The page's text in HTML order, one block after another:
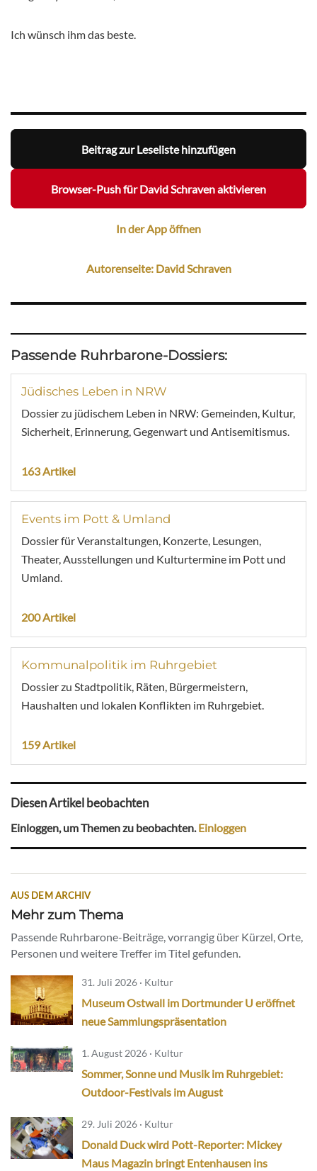
Ich wünsch ihm das beste.
Beitrag zur Leseliste hinzufügen
Browser-Push für David Schraven aktivieren
In der App öffnen
Autorenseite: David Schraven
Passende Ruhrbarone-Dossiers:
Jüdisches Leben in NRW
Dossier zu jüdischem Leben in NRW: Gemeinden, Kultur,
Sicherheit, Erinnerung, Gegenwart und Antisemitismus.
163 Artikel
Events im Pott & Umland
Dossier für Veranstaltungen, Konzerte, Lesungen,
Theater, Ausstellungen und Kulturtermine im Pott und
Umland.
200 Artikel
Kommunalpolitik im Ruhrgebiet
Dossier zu Stadtpolitik, Räten, Bürgermeistern,
Haushalten und lokalen Konflikten im Ruhrgebiet.
159 Artikel
Diesen Artikel beobachten
Einloggen, um Themen zu beobachten.Einloggen
AUS DEM ARCHIV
Mehr zum Thema
Passende Ruhrbarone-Beiträge, vorrangig über Kürzel, Orte,
Personen und weitere Treffer im Titel gefunden.
31. Juli 2026 · Kultur
Museum Ostwall im Dortmunder U eröffnet
neue Sammlungspräsentation
1. August 2026 · Kultur
Sommer, Sonne und Musik im Ruhrgebiet:
Outdoor-Festivals im August
29. Juli 2026 · Kultur
Donald Duck wird Pott-Reporter: Mickey
Maus Magazin bringt Entenhausen ins